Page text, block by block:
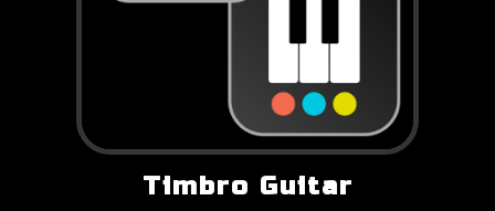
Timbro Guitar